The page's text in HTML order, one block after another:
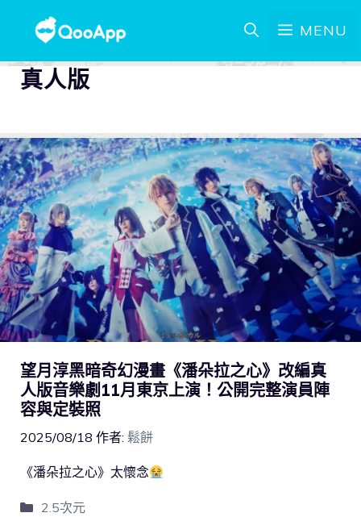
MENU
真人版
望月淳黑暗奇幻漫畫《潘朵拉之心》改編真
人版音樂劇11月東京上演！公開完整演員陣
容與定裝照
2025/08/18 作者: 鬆餅
《潘朵拉之心》太懷念
2.5次元